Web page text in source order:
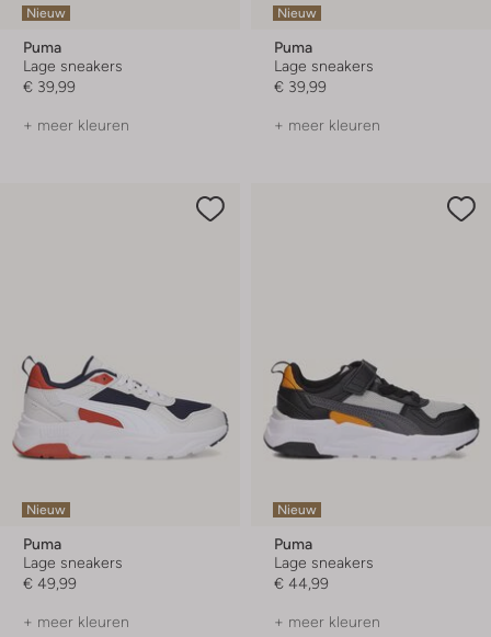
Nieuw
Puma
Lage sneakers
€ 39,99
+ meer kleuren
Nieuw
Puma
Lage sneakers
€ 39,99
+ meer kleuren
Nieuw
Puma
Lage sneakers
€ 49,99
+ meer kleuren
Nieuw
Puma
Lage sneakers
€ 44,99
+ meer kleuren